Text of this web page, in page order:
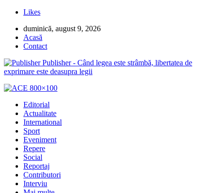
Likes
duminică, august 9, 2026
Acasă
Contact
Publisher - Când legea este strâmbă, libertatea de
exprimare este deasupra legii
Editorial
Actualitate
International
Sport
Eveniment
Repere
Social
Reportaj
Contributori
Interviu